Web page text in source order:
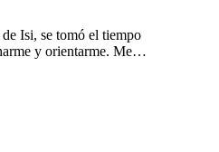
Isi, se tomó el tiempo
y orientarme. Me
ni jugzada, al
comenzar a cambiar